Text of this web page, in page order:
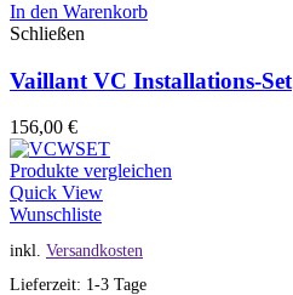
In den Warenkorb
Schließen
Vaillant VC Installations-Set
156,00 €
Produkte vergleichen
Quick View
Wunschliste
inkl. Versandkosten
Lieferzeit: 1-3 Tage